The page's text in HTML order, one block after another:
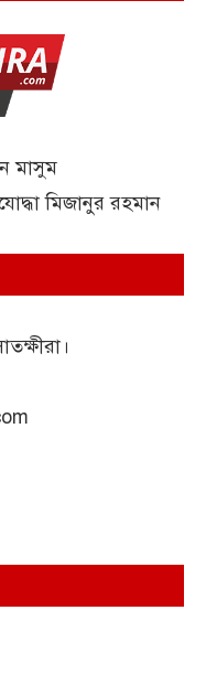
মাসুম
মিজানুর রহমান